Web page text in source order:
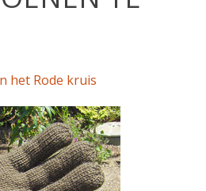
het Rode kruis